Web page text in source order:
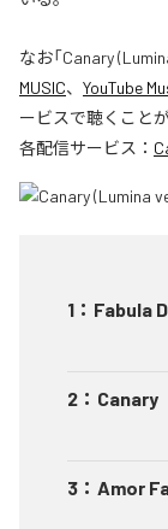
なお「Canary
MUSIC、 YouTube
ービスで聴くこと
各配信サービス：
1 ： Fabula
2 ： Canary
3 ： Amor